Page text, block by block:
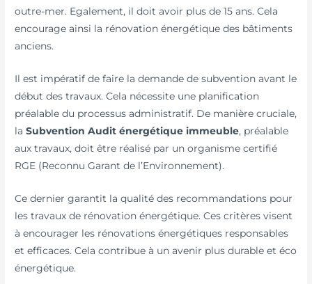
outre-mer. Egalement, il doit avoir plus de 15 ans. Cela
encourage ainsi la rénovation énergétique des bâtiments
anciens.
Il est impératif de faire la demande de subvention avant le
début des travaux. Cela nécessite une planification
préalable du processus administratif. De manière cruciale,
laSubvention Audit énergétique immeuble, préalable
aux travaux, doit être réalisé par un organisme certifié
RGE (Reconnu Garant de l’Environnement).
Ce dernier garantit la qualité des recommandations pour
les travaux de rénovation énergétique. Ces critères visent
à encourager les rénovations énergétiques responsables
et efficaces. Cela contribue à un avenir plus durable et éco
énergétique.